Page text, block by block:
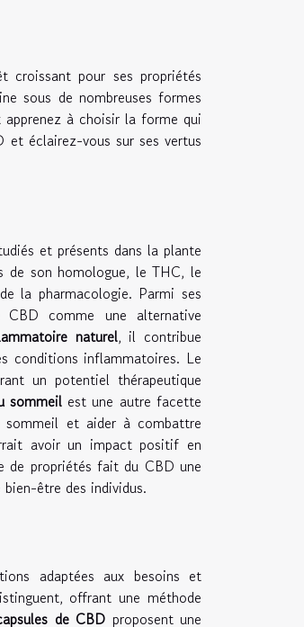
croissant pour ses propriétés
sous de nombreuses formes
à choisir la forme qui
et éclairez-vous sur ses vertus
et présents dans la plante
de son homologue, le THC, le
la pharmacologie. Parmi ses
comme une alternative
naturel, il contribue
conditions inflammatoires. Le
un potentiel thérapeutique
sommeilest une autre facette
et aider à combattre
avoir un impact positif en
de propriétés fait du CBD une
être des individus.
adaptées aux besoins et
offrant une méthode
de CBD proposent une